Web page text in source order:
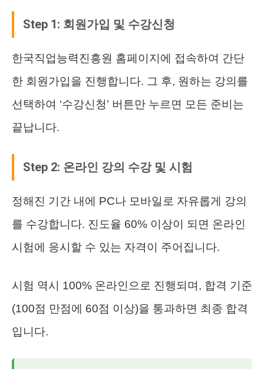
Step 1: 회원가입 및 수강신청
한국직업능력진흥원 홈페이지에 접속하여 간단
한 회원가입을 진행합니다. 그 후, 원하는 강의를
선택하여 ‘수강신청’ 버튼만 누르면 모든 준비는
끝납니다.
Step 2: 온라인 강의 수강 및 시험
정해진 기간 내에 PC나 모바일로 자유롭게 강의
를 수강합니다. 진도율 60% 이상이 되면 온라인
시험에 응시할 수 있는 자격이 주어집니다.
시험 역시 100% 온라인으로 진행되며, 합격 기준
(100점 만점에 60점 이상)을 통과하면 최종 합격
입니다.